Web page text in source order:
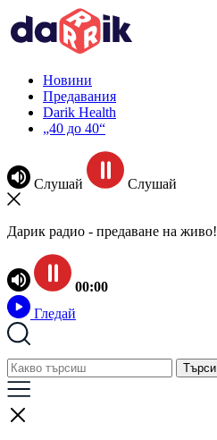
Новини
Предавания
Darik Health
„40 до 40“
Слушай Слушай
Дарик радио - предаване на живо!
00:00
Гледай